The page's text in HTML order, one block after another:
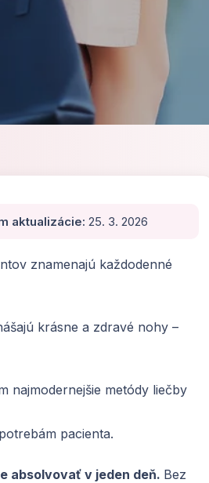
aktualizácie: 25. 3. 2026
znamenajú každodenné
krásne a zdravé nohy –
najmodernejšie metódy liečby
pacienta.
absolvovať v jeden deň. Bez